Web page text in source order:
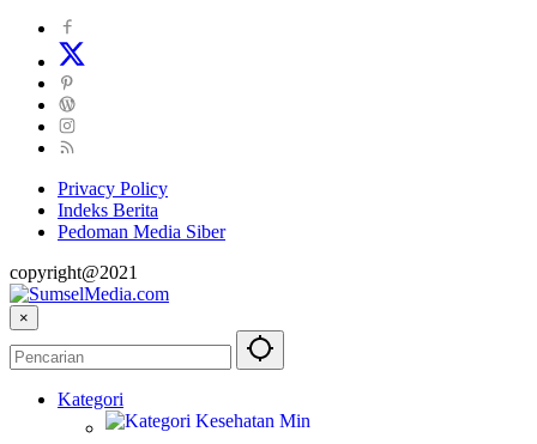
Privacy Policy
Indeks Berita
Pedoman Media Siber
copyright@2021
×
Kategori